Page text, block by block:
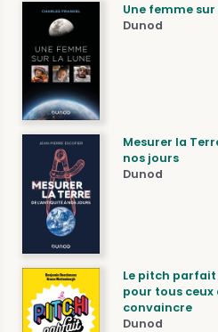
Une femme sur
Dunod
Mesurer la
nos jours
Dunod
Le pitch
pour tous
convaincre
Dunod